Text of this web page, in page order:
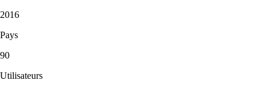
2016
Pays
90
Utilisateurs